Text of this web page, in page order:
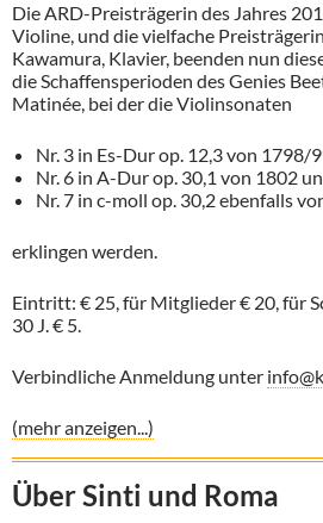
Die ARD-Preisträgerin des Jahres
Violine, und die vielfache
Kawamura, Klavier, beenden nun
die Schaffensperioden des Genies
Matinée, bei der die Violinsonaten
Nr. 3 in Es-Dur op. 12,3 von 1798/
Nr. 6 in A-Dur op. 30,1 von 1802
Nr. 7 in c-moll op. 30,2 ebenfalls
erklingen werden.
Eintritt: € 25, für Mitglieder € 20, für
30 J. € 5.
Verbindliche Anmeldung unter
(mehr anzeigen...)
Über Sinti und Roma